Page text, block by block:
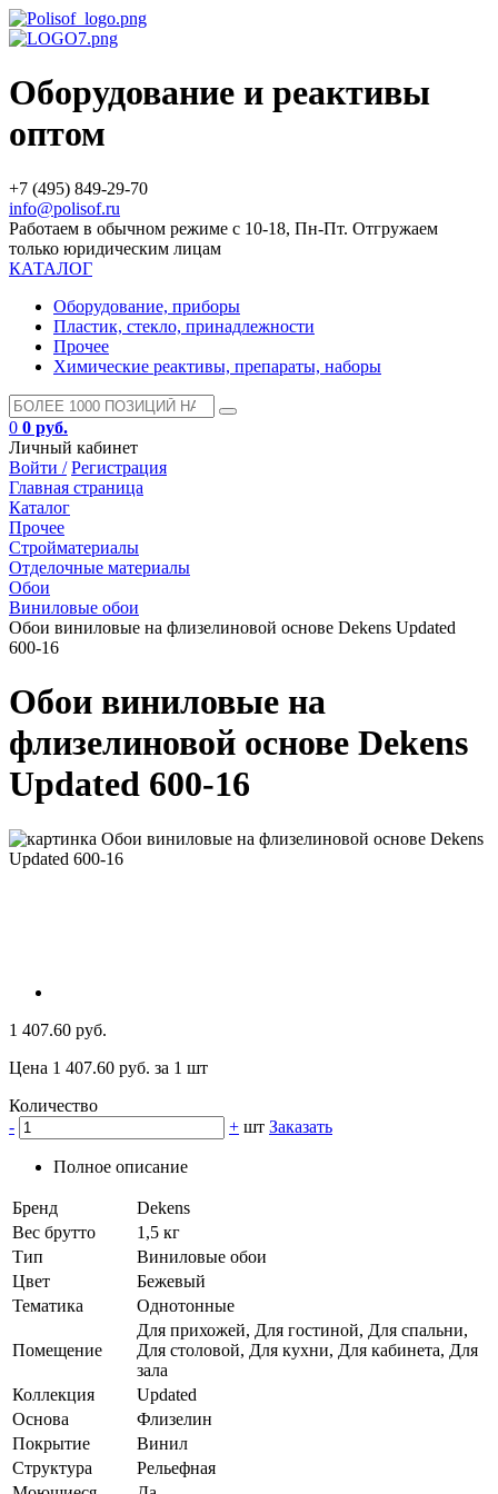
Оборудование и реактивы
оптом
+7 (495) 849-29-70
info@polisof.ru
Работаем в обычном режиме с 10-18, Пн-Пт. Отгружаем
только юридическим лицам
КАТАЛОГ
Оборудование, приборы
Пластик, стекло, принадлежности
Прочее
Химические реактивы, препараты, наборы
0 0 руб.
Личный кабинет
Войти / Регистрация
Главная страница
Каталог
Прочее
Стройматериалы
Отделочные материалы
Обои
Виниловые обои
Обои виниловые на флизелиновой основе Dekens Updated
600-16
Обои виниловые на
флизелиновой основе Dekens
Updated 600-16
1 407.60 руб.
Цена 1 407.60 руб. за 1 шт
Количество
-
+ шт Заказать
Полное описание
Бренд
Dekens
Вес брутто
1,5 кг
Тип
Виниловые обои
Цвет
Бежевый
Тематика
Однотонные
Помещение
Для прихожей, Для гостиной, Для спальни,
Для столовой, Для кухни, Для кабинета, Для
зала
Коллекция
Updated
Основа
Флизелин
Покрытие
Винил
Структура
Рельефная